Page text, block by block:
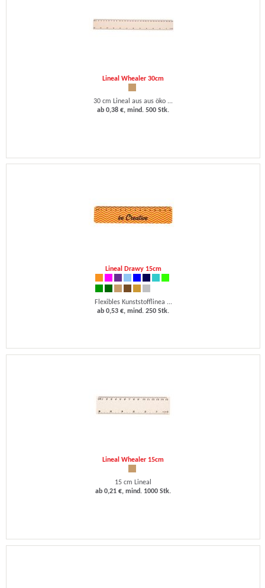
Lineal Whealer 30cm
30 cm Lineal aus aus öko ...
ab 0,38 €, mind. 500 Stk.
Lineal Drawy 15cm
Flexibles Kunststofflinea ...
ab 0,53 €, mind. 250 Stk.
Lineal Whealer 15cm
15 cm Lineal
ab 0,21 €, mind. 1000 Stk.